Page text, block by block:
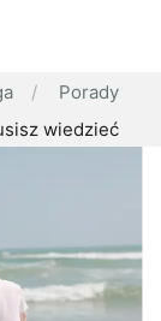
Porady
wiedzieć